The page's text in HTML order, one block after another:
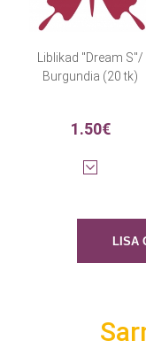
Liblikad "Dream S"/
Burgundia (20 tk)
1.50€
LISA